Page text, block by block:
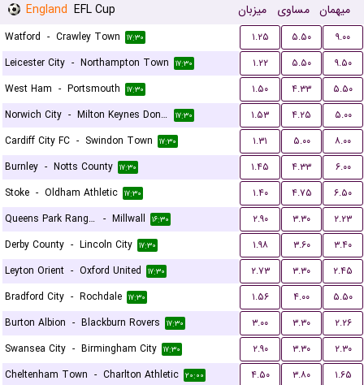
England EFL Cup میزبان مساوی میهمان
Watford - Crawley Town ۱۷:۳۰ ۱.۲۵ ۵.۵۰
۹.۰۰
Leicester City - Northampton Town ۱۷:۳۰ ۱.۲۲ ۵.۵۰
۹.۵۰
West Ham - Portsmouth ۱۷:۳۰ ۱.۵۰ ۴.۳۳
۵.۵۰
Norwich City - Milton Keynes Dons FC ۱۷:۳۰ ۱.۵۳ ۴.۲۵
۵.۰۰
Cardiff City FC - Swindon Town ۱۷:۳۰ ۱.۳۱ ۵.۰۰
۸.۰۰
Burnley - Notts County ۱۷:۳۰ ۱.۴۵ ۴.۳۳
۶.۰۰
Stoke - Oldham Athletic ۱۷:۳۰ ۱.۴۰ ۴.۷۵
۶.۵۰
Queens Park Rangers - Millwall ۱۶:۳۰ ۲.۹۰ ۳.۳۰
۲.۲۳
Derby County - Lincoln City ۱۷:۳۰ ۱.۹۸ ۳.۶۰
۳.۴۰
Leyton Orient - Oxford United ۱۷:۳۰ ۲.۷۳ ۳.۳۰
۲.۴۵
Bradford City - Rochdale ۱۷:۳۰ ۱.۵۶ ۴.۰۰
۵.۵۰
Burton Albion - Blackburn Rovers ۱۷:۳۰ ۳.۰۰ ۳.۳۰
۲.۲۶
Swansea City - Birmingham City ۱۷:۳۰ ۲.۹۰ ۳.۳۰
۲.۳۰
Cheltenham Town - Charlton Athletic ۲۰:۰۰ ۴.۵۰ ۳.۸۰
۱.۶۵